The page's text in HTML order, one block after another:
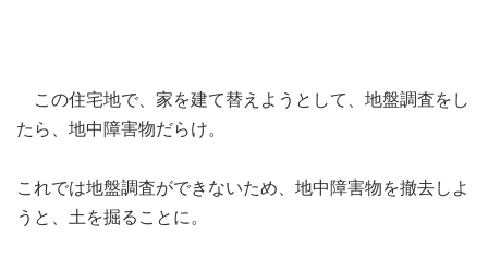
この住宅地で、家を建て替えようとして、地盤調査をし
たら、地中障害物だらけ。
これでは地盤調査ができないため、地中障害物を撤去しよ
うと、土を掘ることに。